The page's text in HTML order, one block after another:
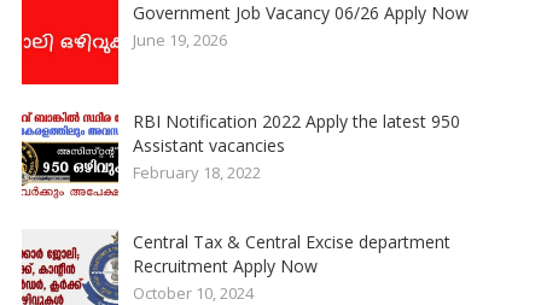
Government Job Vacancy 06/26 Apply Now
June 19, 2026
RBI Notification 2022 Apply the latest 950
Assistant vacancies
February 18, 2022
Central Tax & Central Excise department
Recruitment Apply Now
October 10, 2024